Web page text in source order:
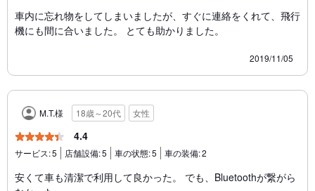
車内に忘れ物をしてしまいましたが、すぐに連絡をくれて、飛行
機にも間に合いました。 とても助かりました。
2019/11/05
M.T.様 18歳～20代 女性
4.4
サービス:5 店舗設備:5 車の状態:5 車の装備:2
安くて車も清潔で利用して良かった。 でも、Bluetoothが繋がら